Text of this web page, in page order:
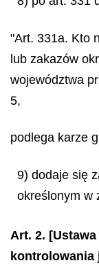
"Art. 331a. Kto
lub zakazów
województwa
5,
podlega karze
9) dodaje się
określonym w
Art. 2.
kontrolowania